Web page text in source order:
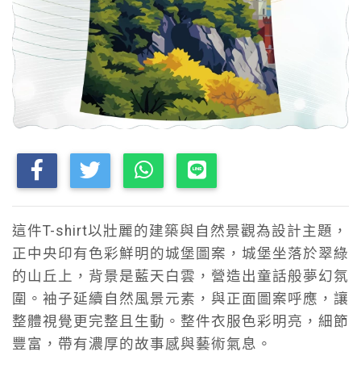
這件T-shirt以壯麗的建築與自然景觀為設計主題，
正中央印有色彩鮮明的城堡圖案，城堡坐落於翠綠
的山丘上，背景是藍天白雲，營造出童話般夢幻氛
圍。袖子延續自然風景元素，與正面圖案呼應，讓
整體視覺更完整且生動。整件衣服色彩明亮，細節
豐富，帶有濃厚的故事感與藝術氣息。